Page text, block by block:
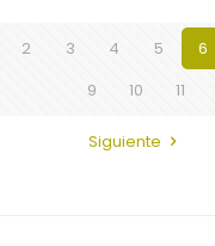
2 3 4 5 6
9
10 11
Siguiente